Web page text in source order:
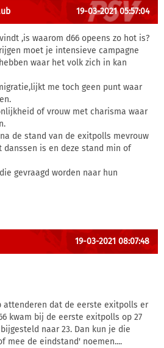
19-03-2021 05:57:04
,is waarom d66 opeens zo hot is?
moet je intensieve campagne
waar het volk zich in kan
me toch geen punt waar
of vrouw met charisma waar
de stand van de exitpolls mevrouw
danssen is en deze stand min of
gevraagd worden naar hun
19-03-2021 08:07:48
attenderen dat de eerste exitpolls er
kwam bij de eerste exitpolls op 27
naar 23. Dan kun je die
mee de eindstand' noemen....